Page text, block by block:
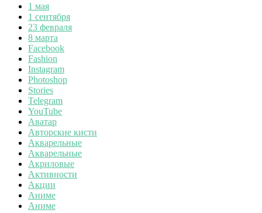
1 мая
1 сентября
23 февраля
8 марта
Facebook
Fashion
Instagram
Photoshop
Stories
Telegram
YouTube
Аватар
Авторские кисти
Акварельные
Акварельные
Акриловые
Активности
Акции
Аниме
Аниме